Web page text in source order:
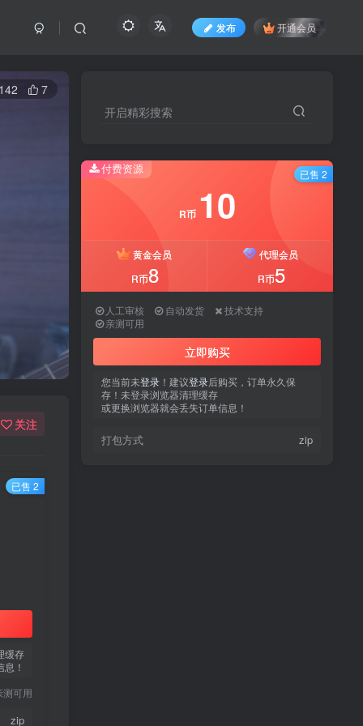
发布 开通会员
142 7
关注
缓存
！
测可用
zip
已售 2
开启精彩搜索
付费资源
R币 10
黄金会员
R币8
代理会员
R币5
人工审核 自动发货
技术支持
亲测可用
立即购买
您当前未登录 ！建议登录后购买，订单永久保
存！未登录浏览器清理缓存
或更换浏览器就会丢失订单信息！
打包方式 zip
已售 2